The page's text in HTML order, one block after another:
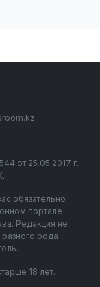
от 25.05.2017 г.
обязательно
портале
Редакция не
рода
18 лет.